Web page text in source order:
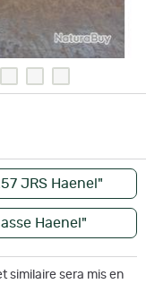
JRS Haenel"
Haenel"
similaire sera mis en